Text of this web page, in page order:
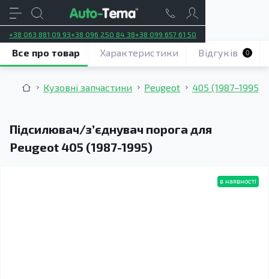
+38 063 881 09 93+38 096 250 84 38+38 099 657 61 50
Кузовні запчастини Peugeot 405 (1987–1995)
Підсилювач/зʼєднувач порога для
Peugeot 405 (1987-1995)
Все про товар Характеристики Відгуків 0
в наявності